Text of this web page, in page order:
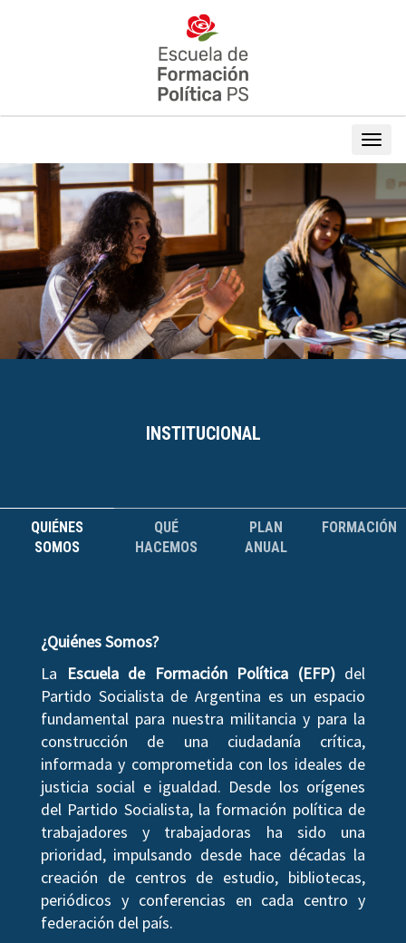
INSTITUCIONAL
QUIÉNES
SOMOS
QUÉ
HACEMOS
PLAN
ANUAL
FORMACIÓN
¿Quiénes Somos?
La
Escuela de Formación Política (EFP)del
Partido Socialista de Argentina es un espacio
fundamental para nuestra militancia y para la
construcción de una ciudadanía crítica,
informada y comprometida con los ideales de
justicia social e igualdad. Desde los orígenes
del Partido Socialista, la formación política de
trabajadores y trabajadoras ha sido una
prioridad, impulsando desde hace décadas la
creación de centros de estudio, bibliotecas,
periódicos y conferencias en cada centro y
federación del país.